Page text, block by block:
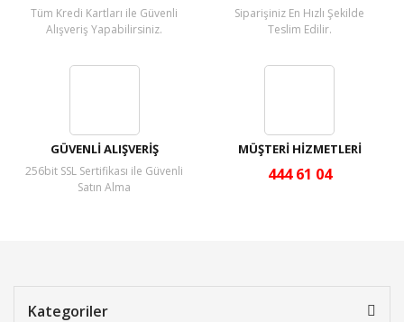
Tüm Kredi Kartları ile Güvenli
Alışveriş Yapabilirsiniz.
Siparişiniz En Hızlı Şekilde
Teslim Edilir.
GÜVENLİ ALIŞVERİŞ
256bit SSL Sertifikası ile Güvenli
Satın Alma
MÜŞTERİ HİZMETLERİ
444 61 04
Kategoriler